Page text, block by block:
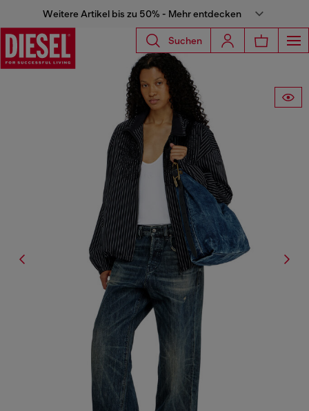
Weitere Artikel bis zu 50% - Mehr entdecken
Suchen